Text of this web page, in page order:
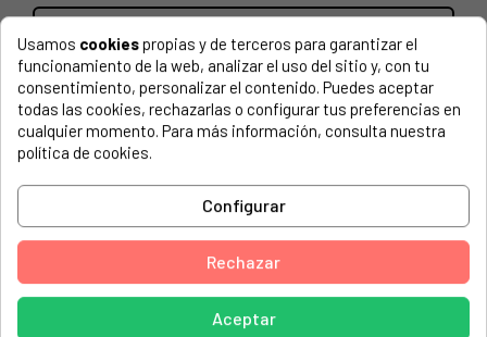
RESISTENCIA CALEFACTOR LAVAVAJILLAS
ELECTROLUX, AEG, ZANUSSI. POTENCIA: 2000W.
TENSIÓN: 230V.
AEG, 911054002 01 F77420W0P
AEG, 911054003 00 F77420M0P
AEG, 911054003 02 F77420M0P
Usamos cookiespropias y de terceros para garantizar el
funcionamiento de la web, analizar el uso del sitio y, con tu
consentimiento, personalizar el contenido. Puedes aceptar
todas las cookies, rechazarlas o configurar tus preferencias en
cualquier momento. Para más información, consulta nuestra
política de cookies.
Configurar
Rechazar
Aceptar